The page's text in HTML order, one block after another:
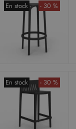
En stock - 30 %
En stock - 30 %